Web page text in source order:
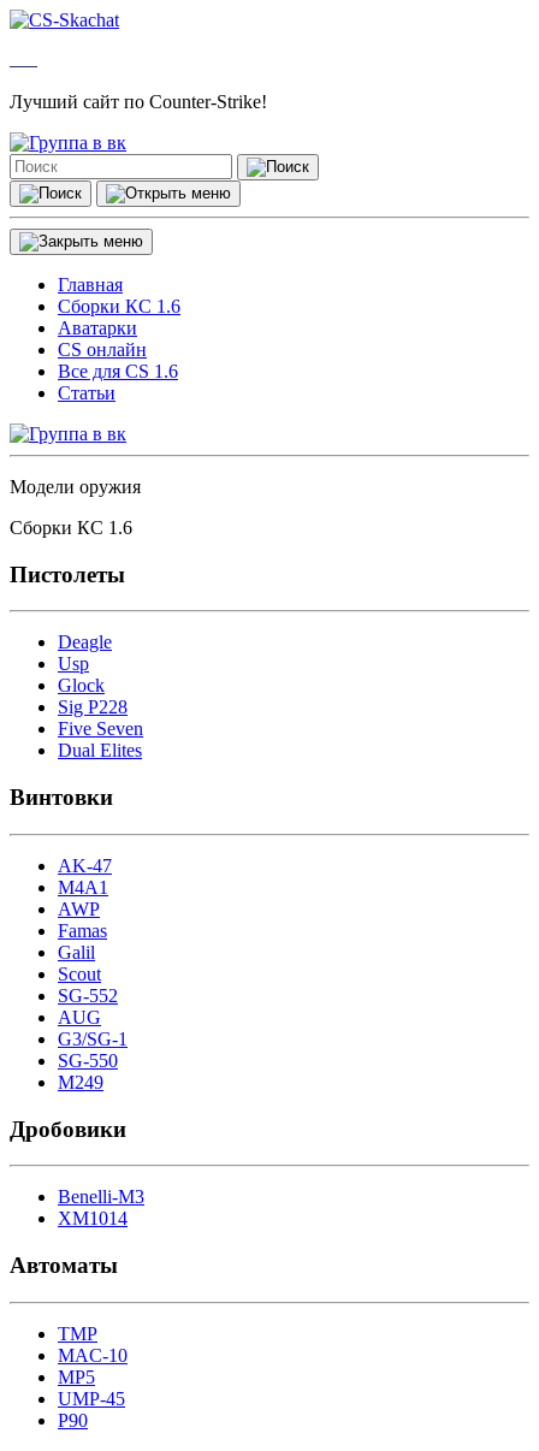
Лучший сайт по Counter-Strike!
Главная
Сборки КС 1.6
Аватарки
CS онлайн
Все для CS 1.6
Статьи
Модели оружия
Сборки КС 1.6
Пистолеты
Deagle
Usp
Glock
Sig P228
Five Seven
Dual Elites
Винтовки
AK-47
M4A1
AWP
Famas
Galil
Scout
SG-552
AUG
G3/SG-1
SG-550
M249
Дробовики
Benelli-M3
XM1014
Автоматы
TMP
MAC-10
MP5
UMP-45
P90